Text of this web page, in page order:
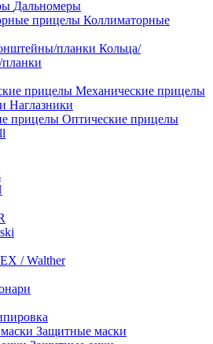
Дальномеры
Коллиматорные
Кольца/
Механические прицелы
Наглазники
Оптические прицелы
/ Walther
Защитные маски